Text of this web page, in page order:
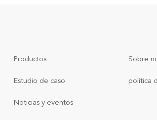
Productos
Estudio de caso
Noticias y eventos
Sobre
política